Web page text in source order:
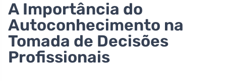
A Importância do
Autoconhecimento na
Tomada de Decisões
Profissionais